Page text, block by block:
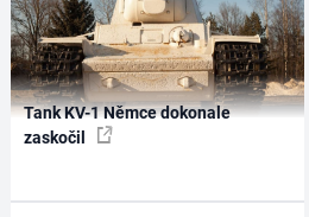
Tank KV-1 Němce dokonale
zaskočil